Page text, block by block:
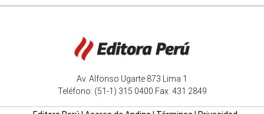
Av. Alfonso Ugarte 873 Lima 1
Teléfono: (51-1) 315 0400 Fax: 431 2849